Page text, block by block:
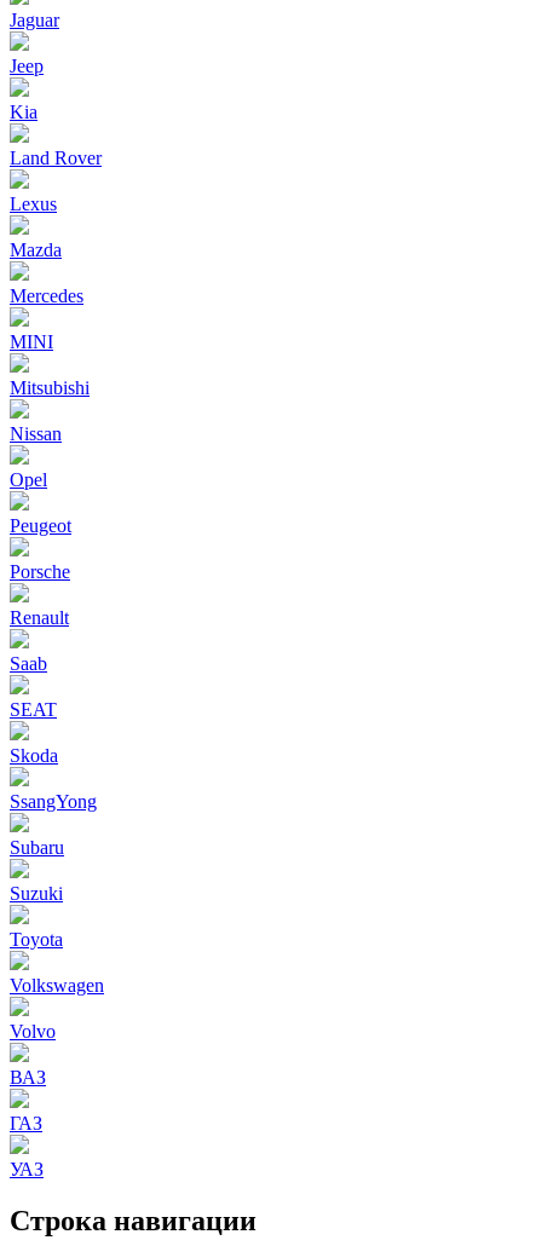
Jaguar
Jeep
Kia
Land Rover
Lexus
Mazda
Mercedes
MINI
Mitsubishi
Nissan
Opel
Peugeot
Porsche
Renault
Saab
SEAT
Skoda
SsangYong
Subaru
Suzuki
Toyota
Volkswagen
Volvo
ВАЗ
ГАЗ
УАЗ
Строка навигации